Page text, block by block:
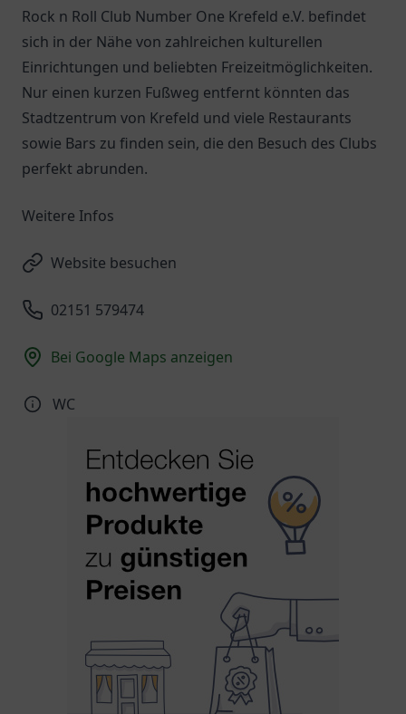
Rock n Roll Club Number One Krefeld e.V. befindet
sich in der Nähe von zahlreichen kulturellen
Einrichtungen und beliebten Freizeitmöglichkeiten.
Nur einen kurzen Fußweg entfernt könnten das
Stadtzentrum von Krefeld und viele Restaurants
sowie Bars zu finden sein, die den Besuch des Clubs
perfekt abrunden.
Weitere Infos
Website besuchen
02151 579474
Bei Google Maps anzeigen
WC